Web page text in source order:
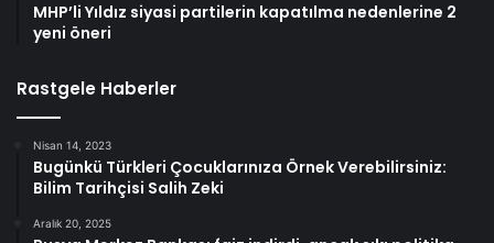
MHP’li Yıldız siyasi partilerin kapatılma nedenlerine 2
yeni öneri
Rastgele Haberler
Nisan 14, 2023
Bugünkü Türkleri Çocuklarınıza Örnek Verebilirsiniz:
Bilim Tarihçisi Salih Zeki
Aralık 20, 2025